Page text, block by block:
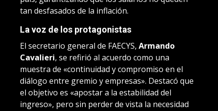
tan desfasados de la inflación.
La voz de los protagonistas
El secretario general de FAECYS, Armando
Cavalieri, se refirió al acuerdo como una
muestra de «continuidad y compromiso en el
diálogo entre gremio y empresas». Destacó que
el objetivo es «apostar a la estabilidad del
ingreso», pero sin perder de vista la necesidad